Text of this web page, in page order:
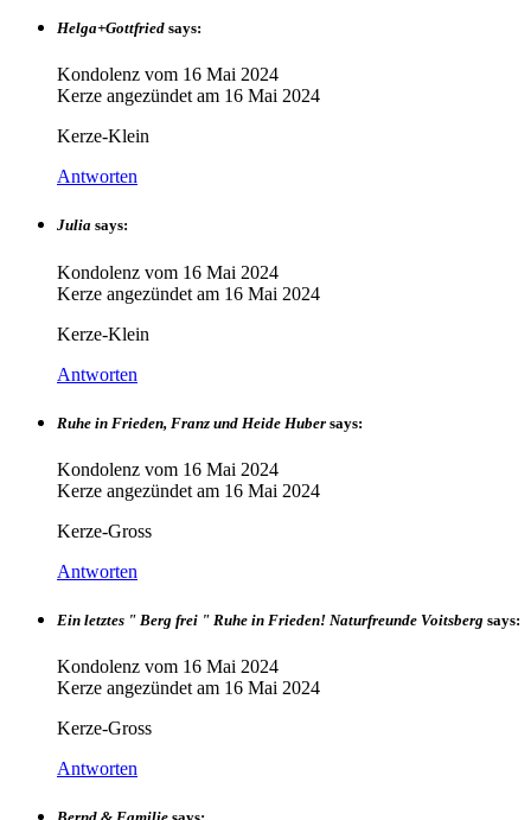
Helga+Gottfried says:
Kondolenz vom 16 Mai 2024
Kerze angezündet am 16 Mai 2024
Kerze-Klein
Antworten
Julia says:
Kondolenz vom 16 Mai 2024
Kerze angezündet am 16 Mai 2024
Kerze-Klein
Antworten
Ruhe in Frieden, Franz und Heide Huber says:
Kondolenz vom 16 Mai 2024
Kerze angezündet am 16 Mai 2024
Kerze-Gross
Antworten
Ein letztes " Berg frei " Ruhe in Frieden! Naturfreunde Voitsberg says:
Kondolenz vom 16 Mai 2024
Kerze angezündet am 16 Mai 2024
Kerze-Gross
Antworten